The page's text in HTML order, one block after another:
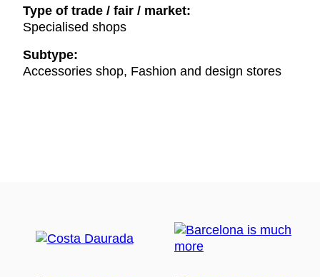
Type of trade / fair / market:
Specialised shops
Subtype:
Accessories shop, Fashion and design stores